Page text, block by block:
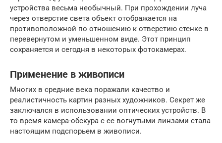
устройства весьма необычный. При прохождении луча
через отверстие света объект отображается на
противоположной по отношению к отверстию стенке в
перевернутом и уменьшенном виде. Этот принцип
сохраняется и сегодня в некоторых фотокамерах.
Применение в живописи
Многих в средние века поражали качество и
реалистичность картин разных художников. Секрет же
заключался в использовании оптических устройств. В
то время камера-обскура с ее вогнутыми линзами стала
настоящим подспорьем в живописи.